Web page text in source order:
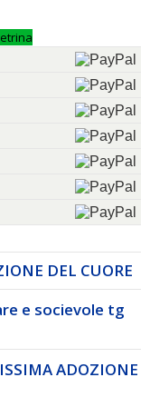
DEL CUORE
e socievole tg
ADOZIONE